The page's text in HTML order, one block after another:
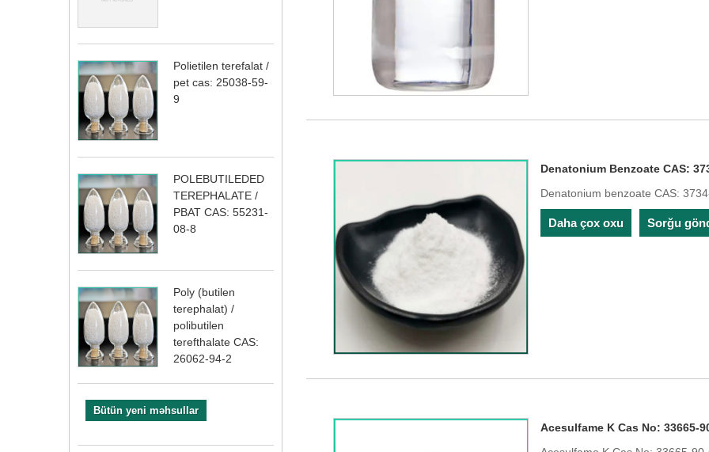
Polietilen terefalat /
pet cas: 25038-59-
9
POLEBUTILEDED
TEREPHALATE /
PBAT CAS: 55231-
08-8
Poly (butilen
terephalat) /
polibutilen
terefthalate CAS:
26062-94-2
Bütün yeni məhsullar
Denatonium Benzoate CAS:
Denatonium benzoate CAS:
Daha çox oxu Sorğu
Acesulfame K Cas No: 33665-